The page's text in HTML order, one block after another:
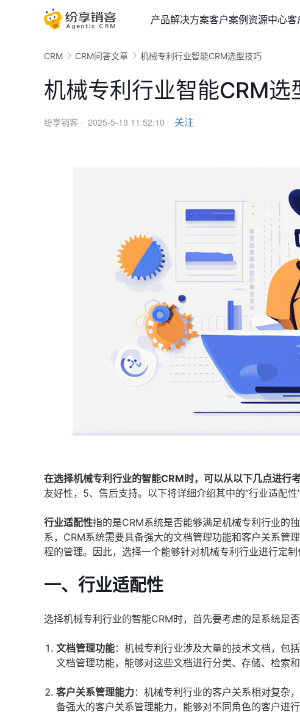
产品解决方案客户案例资源中心客
CRM CRM问答文章 机械专利行业智能CRM选型技巧
机械专利行业智能CRM选
纷享销客 · 2025-5-19 11:52:10 关注
在选择机械专利行业的智能CRM时，可以从以下几点进行考
友好性，5、售后支持。以下将详细介绍其中的“行业适配性”
行业适配性指的是CRM系统是否能够满足机械专利行业的
系，CRM系统需要具备强大的文档管理功能和客户关系管
程的管理。因此，选择一个能够针对机械专利行业进行定制
一、行业适配性
选择机械专利行业的智能CRM时，首先要考虑的是系统是
文档管理功能：机械专利行业涉及大量的技术文档，包
文档管理功能，能够对这些文档进行分类、存储、检索和
客户关系管理能力：机械专利行业的客户关系相对复杂
备强大的客户关系管理能力，能够对不同角色的客户进